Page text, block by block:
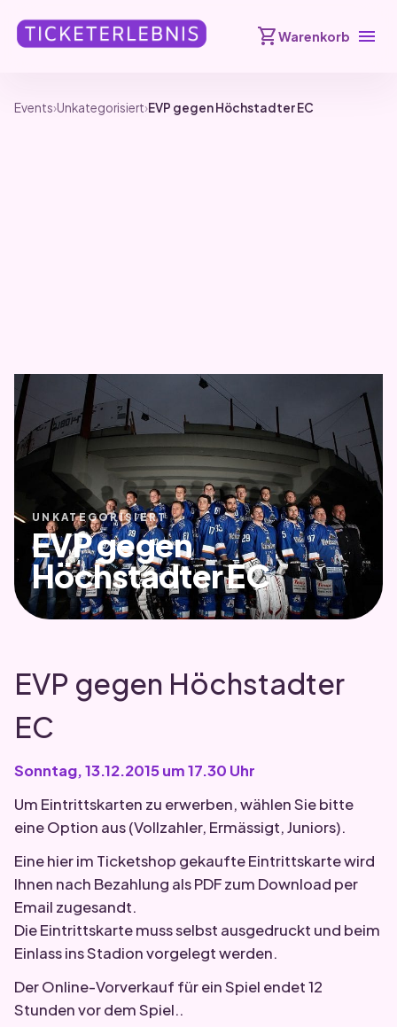
shopping_cartWarenkorb menu
Events›Unkategorisiert›EVP gegen Höchstadter EC
UNKATEGORISIERT
EVP gegen
Höchstadter EC
EVP gegen Höchstadter
EC
Sonntag, 13.12.2015 um 17.30 Uhr
Um Eintrittskarten zu erwerben, wählen Sie bitte
eine Option aus (Vollzahler, Ermässigt, Juniors).
Eine hier im Ticketshop gekaufte Eintrittskarte wird
Ihnen nach Bezahlung als PDF zum Download per
Email zugesandt.
Die Eintrittskarte muss selbst ausgedruckt und beim
Einlass ins Stadion vorgelegt werden.
Der Online-Vorverkauf für ein Spiel endet 12
Stunden vor dem Spiel..